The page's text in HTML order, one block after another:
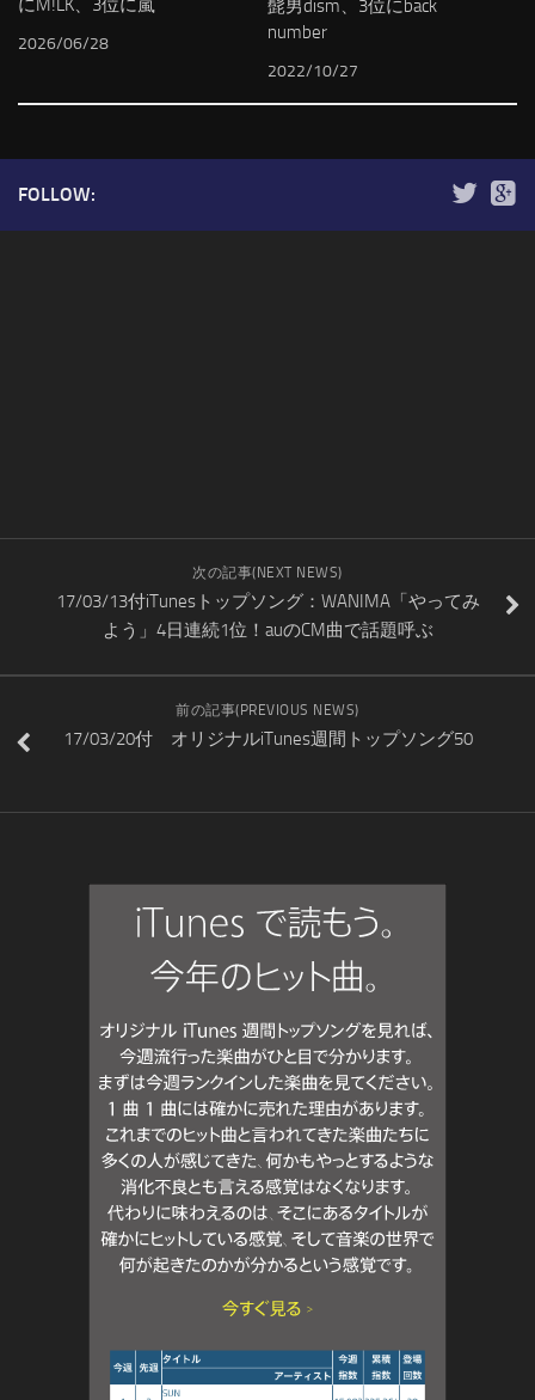
にM!LK、3位に嵐
2026/06/28
髭男dism、3位にback
number
2022/10/27
FOLLOW:
次の記事(NEXT NEWS)
17/03/13付iTunesトップソング：WANIMA「やってみ
よう」4日連続1位！auのCM曲で話題呼ぶ
前の記事(PREVIOUS NEWS)
17/03/20付 オリジナルiTunes週間トップソング50